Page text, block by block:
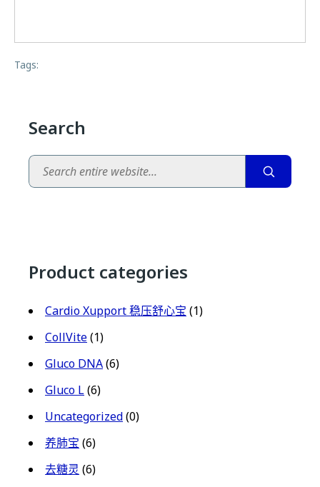
Tags:
Search
Search
Product categories
Cardio Xupport 稳压舒心宝 (1)
CollVite(1)
Gluco DNA(6)
Gluco L(6)
Uncategorized(0)
养肺宝 (6)
去糖灵(6)